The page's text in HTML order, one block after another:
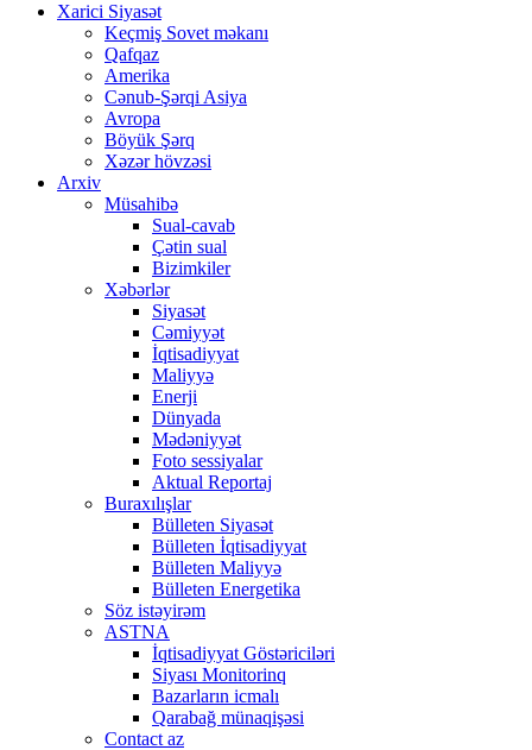
Xarici Siyasət
Keçmiş Sovet məkanı
Qafqaz
Amerika
Cənub-Şərqi Asiya
Avropa
Böyük Şərq
Xəzər hövzəsi
Arxiv
Müsahibə
Sual-cavab
Çətin sual
Bizimkiler
Xəbərlər
Siyasət
Cəmiyyət
İqtisadiyyat
Maliyyə
Enerji
Dünyada
Mədəniyyət
Foto sessiyalar
Aktual Reportaj
Buraxılışlar
Bülleten Siyasət
Bülleten İqtisadiyyat
Bülleten Maliyyə
Bülleten Energetika
Söz istəyirəm
ASTNA
İqtisadiyyat Göstəriciləri
Siyası Monitorinq
Bazarların icmalı
Qarabağ münaqişəsi
Contact az